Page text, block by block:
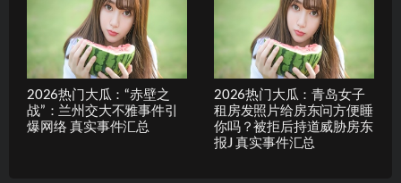
2026热门大瓜：“赤壁之
战”：兰州交大不雅事件引
爆网络 真实事件汇总
2026热门大瓜：青岛女子
租房发照片给房东问方便睡
你吗？被拒后持道威胁房东
报J 真实事件汇总